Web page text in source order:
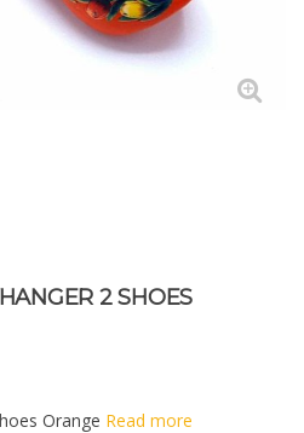
2 SHOES
Orange Read more